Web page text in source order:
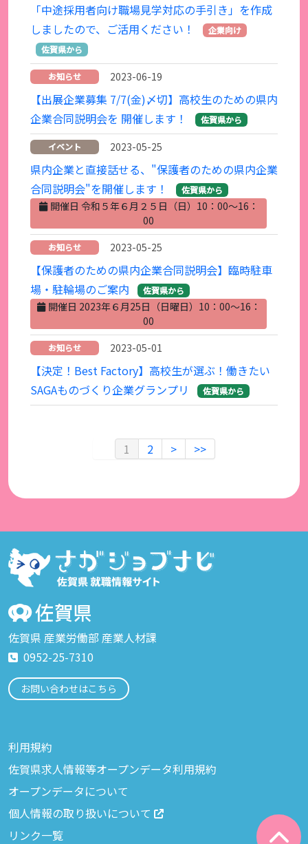
「中途採用者向け職場見学対応の手引き」を作成
しましたので、ご活用ください！
企業向け
佐賀県から
お知らせ 2023-06-19
【出展企業募集 7/7(金)〆切】高校生のための県内
企業合同説明会を 開催します！
佐賀県から
イベント 2023-05-25
県内企業と直接話せる、"保護者のための県内企業
合同説明会"を開催します！
佐賀県から
開催日 令和５年６月２５日（日）10：00～16：
00
お知らせ 2023-05-25
【保護者のための県内企業合同説明会】臨時駐車
場・駐輪場のご案内
佐賀県から
開催日 2023年６月25日（日曜日）10：00～16：
00
お知らせ 2023-05-01
【決定！Best Factory】高校生が選ぶ！働きたい
SAGAものづくり企業グランプリ
佐賀県から
1 2 > >>
佐賀県 産業労働部 産業人材課
0952-25-7310
お問い合わせはこちら
利用規約
佐賀県求人情報等オープンデータ利用規約
オープンデータについて
個人情報の取り扱いについて
リンク一覧